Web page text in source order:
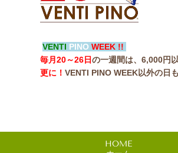
VENTI PINO WEEK !!
毎月20～26日の一週間は、6,000円
更に！ VENTI PINO WEEK以外の日
HOME